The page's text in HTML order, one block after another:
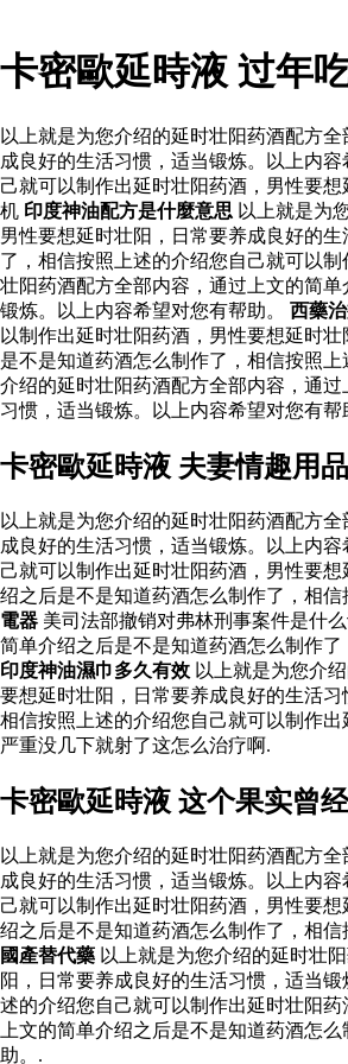
卡密歐延時液 过年
以上就是为您介绍的延时壮阳药酒配方
成良好的生活习惯，适当锻炼。以上内
己就可以制作出延时壮阳药酒，男性要
机 印度神油配方是什麼意思 以上就是为
男性要想延时壮阳，日常要养成良好的
了，相信按照上述的介绍您自己就可以
壮阳药酒配方全部内容，通过上文的简
锻炼。以上内容希望对您有帮助。 西藥
以制作出延时壮阳药酒，男性要想延时
是不是知道药酒怎么制作了，相信按照
介绍的延时壮阳药酒配方全部内容，通
习惯，适当锻炼。以上内容希望对您有帮
卡密歐延時液 夫妻情趣用
以上就是为您介绍的延时壮阳药酒配方
成良好的生活习惯，适当锻炼。以上内
己就可以制作出延时壮阳药酒，男性要
绍之后是不是知道药酒怎么制作了，相
電器 美司法部撤销对弗林刑事案件是什
简单介绍之后是不是知道药酒怎么制作
印度神油濕巾多久有效 以上就是为您介
要想延时壮阳，日常要养成良好的生活
相信按照上述的介绍您自己就可以制作
严重没几下就射了这怎么治疗啊.
卡密歐延時液 这个果实曾
以上就是为您介绍的延时壮阳药酒配方
成良好的生活习惯，适当锻炼。以上内
己就可以制作出延时壮阳药酒，男性要
绍之后是不是知道药酒怎么制作了，相
國產替代藥 以上就是为您介绍的延时壮
阳，日常要养成良好的生活习惯，适当
述的介绍您自己就可以制作出延时壮阳
上文的简单介绍之后是不是知道药酒怎
助。.